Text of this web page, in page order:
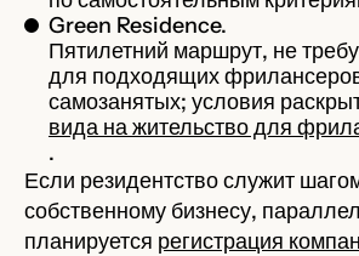
Green Residence.
Пятилетний маршрут, не
для подходящих
самозанятых; условия
вида на жительство для
.
Если резидентство служит
собственному бизнесу,
планируется регистрация